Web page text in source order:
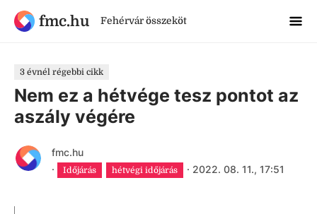
fmc.hu Fehérvár összeköt
3 évnél régebbi cikk
Nem ez a hétvége tesz pontot az
aszály végére
fmc.hu
·
Időjárás hétvégi időjárás · 2022. 08. 11., 17:51